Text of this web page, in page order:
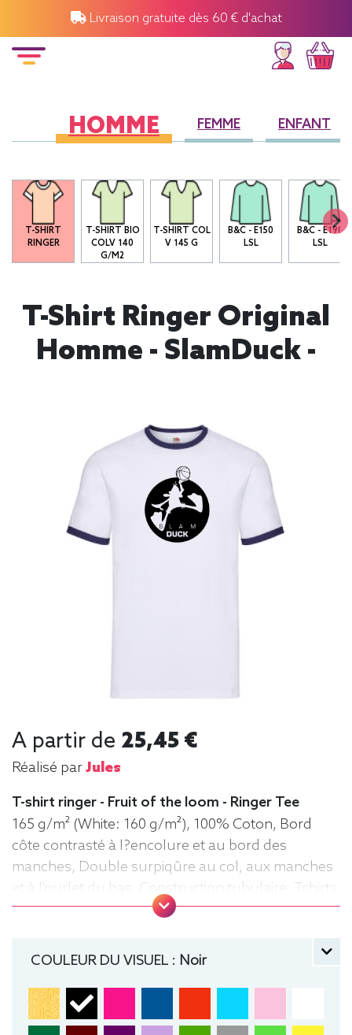
Livraison gratuite dès 60 € d'achat
HOMME FEMME ENFANT
T-SHIRT
RINGER
T-SHIRT BIO
COLV 140
G/M2
T-SHIRT COL
V 145 G
B&C - E150
LSL
B&C - E190
LSL
T-Shirt Ringer Original
Homme - SlamDuck -
A partir de 25,45 €
Réalisé parJules
T-shirt ringer - Fruit of the loom - Ringer Tee
165 g/m² (White: 160 g/m²), 100% Coton, Bord
côte contrasté à l?encolure et au bord des
manches, Double surpiqûre au col, aux manches
et à l'ourlet du bas, Construction tubulaire, Tshirts
Ringer, Tee-shirt, manche courte, Léger, Homme,
COULEUR DU VISUEL : Noir